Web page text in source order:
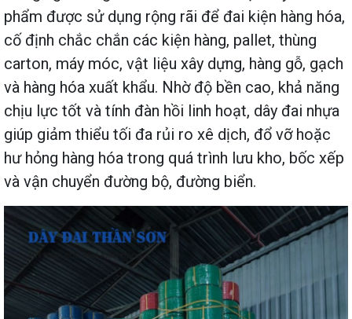
phẩm được sử dụng rộng rãi để đai kiện hàng hóa,
cố định chắc chắn các kiện hàng, pallet, thùng
carton, máy móc, vật liệu xây dựng, hàng gỗ, gạch
và hàng hóa xuất khẩu. Nhờ độ bền cao, khả năng
chịu lực tốt và tính đàn hồi linh hoạt, dây đai nhựa
giúp giảm thiểu tối đa rủi ro xê dịch, đổ vỡ hoặc
hư hỏng hàng hóa trong quá trình lưu kho, bốc xếp
và vận chuyển đường bộ, đường biển.